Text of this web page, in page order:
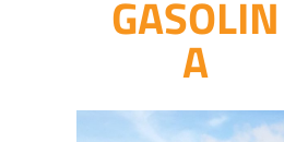
GASOLIN
A